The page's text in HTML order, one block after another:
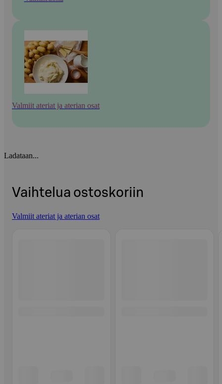
Valmiit ateriat ja aterian osat
Ladataan...
Vaihtelua ostoskoriin
Valmiit ateriat ja aterian osat